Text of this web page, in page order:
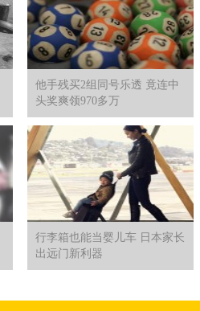
他手残买2组同号乐透 竟连中
头奖爽领970多万
行李箱也能当婴儿车 日本家长
出远门新利器